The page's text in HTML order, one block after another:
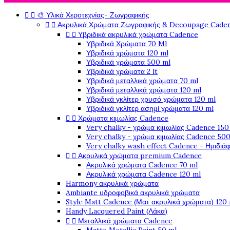
  🎨 Υλικά Χεροτεχνίας- Ζωγραφικής
  Ακρυλικά Χρώματα Ζωγραφικής & Decoupage
  Υβριδικά ακρυλικά χρώματα Cadence
Υβριδικά Χρώματα 70 Ml
Υβριδικά χρώματα 120 ml
Υβριδικά χρώματα 500 ml
Υβριδικά χρώματα 2 lt
Υβριδικά μεταλλικά χρώματα 70 ml
Υβριδικά μεταλλικά χρώματα 120 ml
Υβριδικά γκλίτερ χρυσό χρώματα 120 ml
Υβριδικά γκλίτερ ασημί χρώματα 120 ml
  Χρώματα κιμωλίας Cadence
Very chalky - χρώμα κιμωλίας Cadence
Very chalky - χρώμα κιμωλίας Cadence
Very chalky wash effect Cadence -
  Ακρυλικά χρώματα premium Cadence
Ακρυλικά χρώματα Cadence 70 ml
Ακρυλικά χρώματα Cadence 120 ml
Harmony ακρυλικά χρώματα
Ambiante υδροφοβικά ακρυλικά χρώματα
Style Matt Cadence (Ματ ακρυλικά χρώματα) 120
Handy Lacquered Paint (Λάκα)
  Μεταλλικά χρώματα Cadence